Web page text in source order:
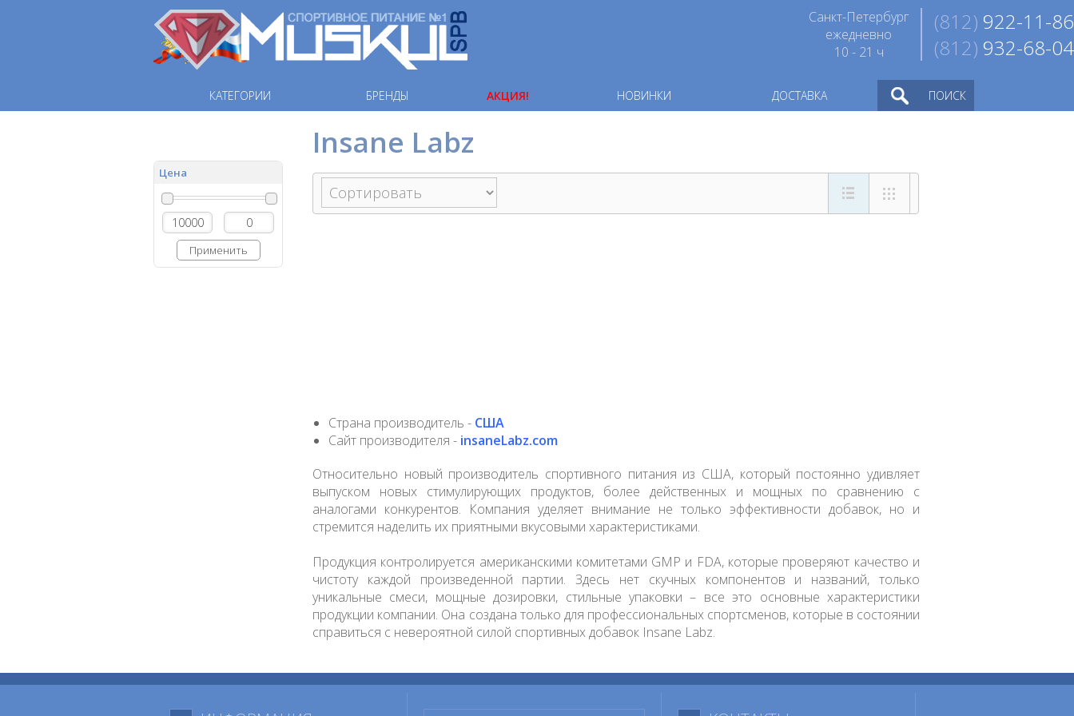
(812) 922-11-86
(812) 932-68-04
Санкт-Петербург
ежедневно
10 - 21 ч
КАТЕГОРИИ БРЕНДЫ АКЦИЯ! НОВИНКИ ДОСТАВКА ПОИСК
Цена
Применить
Insane Labz
Страна производитель - США
Сайт производителя - insaneLabz.com
Относительно новый производитель спортивного питания из США, который постоянно удивляет
выпуском новых стимулирующих продуктов, более действенных и мощных по сравнению с
аналогами конкурентов. Компания уделяет внимание не только эффективности добавок, но и
стремится наделить их приятными вкусовыми характеристиками.
Продукция контролируется американскими комитетами GMP и FDA, которые проверяют качество и
чистоту каждой произведенной партии. Здесь нет скучных компонентов и названий, только
уникальные смеси, мощные дозировки, стильные упаковки – все это основные характеристики
продукции компании. Она создана только для профессиональных спортсменов, которые в состоянии
справиться с невероятной силой спортивных добавок Insane Labz.